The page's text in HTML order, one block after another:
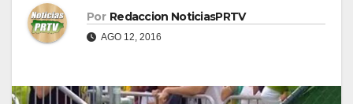
Por Redaccion NoticiasPRTV
AGO 12, 2016